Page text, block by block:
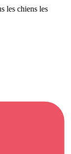
les chiens les